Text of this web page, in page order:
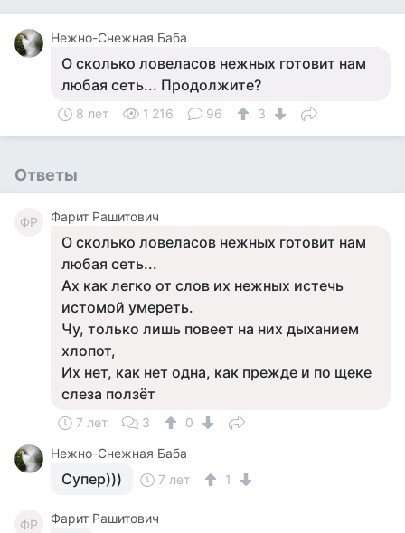
Нежно-Снежная Баба
О сколько ловеласов нежных готовит нам
любая сеть... Продолжите?
8 лет 1 216 96 3
Ответы
ФР Фарит Рашитович
О сколько ловеласов нежных готовит нам
любая сеть...
Ах как легко от слов их нежных истечь
истомой умереть.
Чу, только лишь повеет на них дыханием
хлопот,
Их нет, как нет одна, как прежде и по щеке
слеза ползёт
7 лет 3
0
Нежно-Снежная Баба
Супер))) 7 лет 1
ФР
Фарит Рашитович